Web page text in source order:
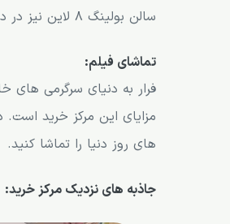
سالن بولینگ 8 لاین نیز در دسترس است.
تماشای فیلم:
فرار به دنیای سرگرمی های
مزایای این مرکز خرید
های روز دنیا را تماشا کنید.
جاذبه های نزدیک مرکز خرید: